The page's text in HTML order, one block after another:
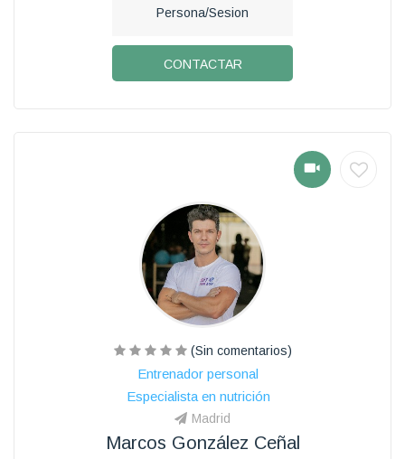
Persona/Sesion
CONTACTAR
(Sin comentarios)
Entrenador personal
Especialista en nutrición
Madrid
Marcos González Ceñal